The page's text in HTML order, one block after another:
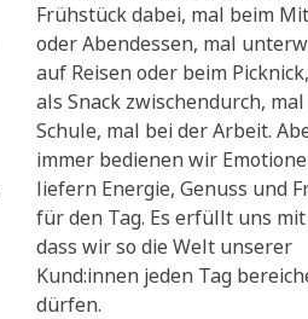
Frühstück dabei, mal beim
oder Abendessen, mal
auf Reisen oder beim
als Snack zwischendurch,
Schule, mal bei der Arbeit.
immer bedienen wir
liefern Energie, Genuss und
für den Tag. Es erfüllt uns mit
dass wir so die Welt unserer
Kund:innen jeden Tag
dürfen.